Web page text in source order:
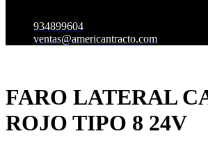
934899604
ventas@americantracto.com
FARO LATERAL
ROJO TIPO 8 24V